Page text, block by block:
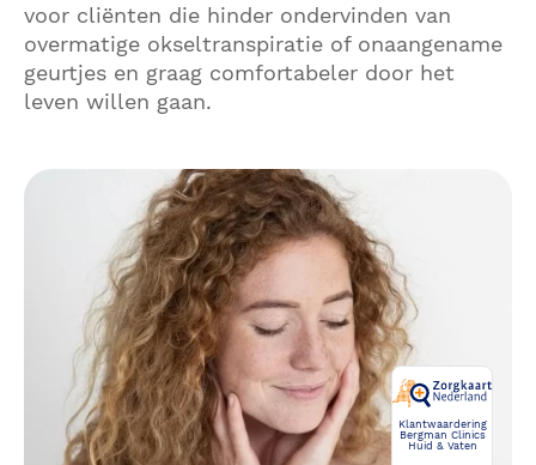
voor cliënten die hinder ondervinden van
overmatige okseltranspiratie of onaangename
geurtjes en graag comfortabeler door het
leven willen gaan.
Klantwaardering
Bergman Clinics
Huid & Vaten